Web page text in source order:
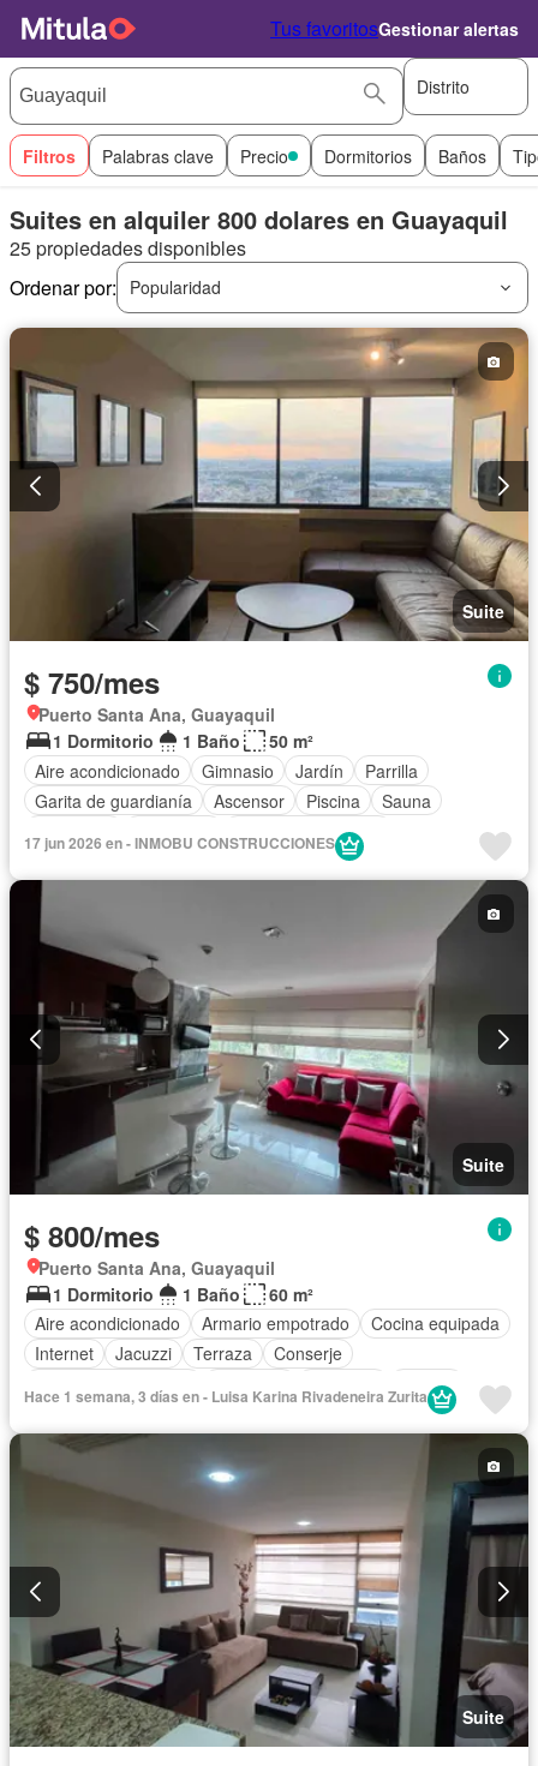
Tus favoritosGestionar alertas
Distrito
Filtros Palabras clave Precio Dormitorios Baños
Suites en alquiler 800 dolares en Guayaquil
25 propiedades disponibles
Ordenar por:
Popularidad
Suite
$ 750/mes
Puerto Santa Ana, Guayaquil
1 Dormitorio
1 Baño
50 m²
Aire acondicionado
Gimnasio Jardín
Parrilla
Garita de guardianía
Ascensor Piscina
Sauna
Armario empotrado
Cocina equipada
Cocina integral
Completamente amoblado
17 jun 2026 en - INMOBU CONSTRUCCIONES
Suite
$ 800/mes
Puerto Santa Ana, Guayaquil
1 Dormitorio
1 Baño
60 m²
Aire acondicionado
Armario empotrado
Cocina equipada
Internet
Jacuzzi Terraza
Conserje
Piscina
Hace 1 semana, 3 días en - Luisa Karina Rivadeneira Zurita
Suite